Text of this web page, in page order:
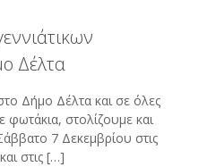
Δέλτα
Δήμο Δέλτα και σε όλες
φωτάκια, στολίζουμε και
7 Δεκεμβρίου στις
στις […]